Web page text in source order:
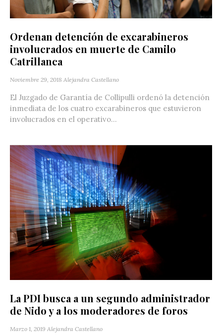
Ordenan detención de excarabineros
involucrados en muerte de Camilo
Catrillanca
Noviembre 29, 2018 Alejandra Castellano
El Juzgado de Garantía de Collipulli ordenó la detención
inmediata de los cuatro excarabineros que estuvieron
involucrados en el operativo...
La PDI busca a un segundo administrador
de Nido y a los moderadores de foros
Marzo 1, 2019 Alejandra Castellano